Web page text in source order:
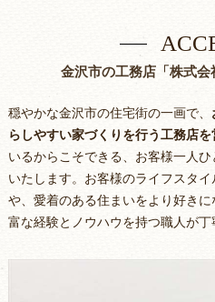
金沢市の工務店「株式
穏やかな金沢市の住宅街の一画で、
らしやすい家づくりを行う工務店を
いるからこそできる、お客様一人
いたします。お客様のライフスタ
や、愛着のある住まいをより好き
富な経験とノウハウを持つ職人が丁